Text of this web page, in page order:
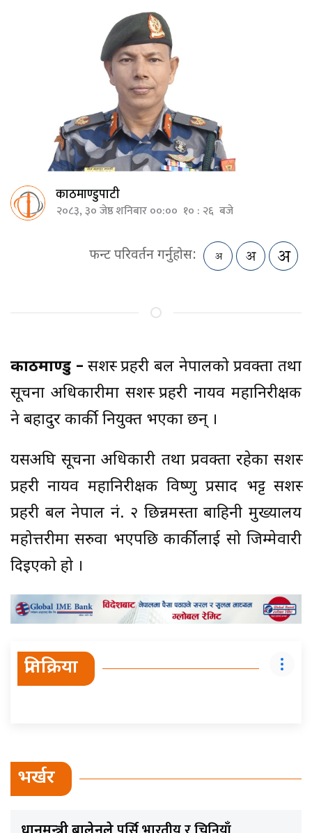
काठमाण्डुपाटी
२०८३, ३० जेष्ठ शनिबार ००:०० १० : २६ बजे
फन्ट परिवर्तन गर्नुहोस:
काठमाण्डु – सशस्त्र प्रहरी बल नेपालको प्रवक्ता तथा
सूचना अधिकारीमा सशस्त्र प्रहरी नायव महानिरीक्षक
नेत्र बहादुर कार्की नियुक्त भएका छन् ।
यसअघि सूचना अधिकारी तथा प्रवक्ता रहेका सशस्त्र
प्रहरी नायव महानिरीक्षक विष्णु प्रसाद भट्ट सशस्त्र
प्रहरी बल नेपाल नं. २ छिन्नमस्ता बाहिनी मुख्यालय
महोत्तरीमा सरुवा भएपछि कार्कीलाई सो जिम्मेवारी
दिइएको हो ।
प्रतिक्रिया
भर्खर